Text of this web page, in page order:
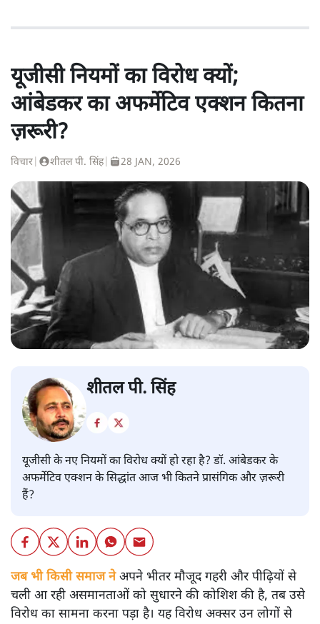
यूजीसी नियमों का विरोध क्यों;
आंबेडकर का अफर्मेटिव एक्शन कितना
ज़रूरी?
विचार शीतल पी. सिंह| 28 JAN, 2026
शीतल पी. सिंह
यूजीसी के नए नियमों का विरोध क्यों हो रहा है? डॉ. आंबेडकर के
अफर्मेटिव एक्शन के सिद्धांत आज भी कितने प्रासंगिक और ज़रूरी
हैं?
जब भी किसी समाज नेअपने भीतर मौजूद गहरी और पीढ़ियों से
चली आ रही असमानताओं को सुधारने की कोशिश की है, तब उसे
विरोध का सामना करना पड़ा है। यह विरोध अक्सर उन लोगों से